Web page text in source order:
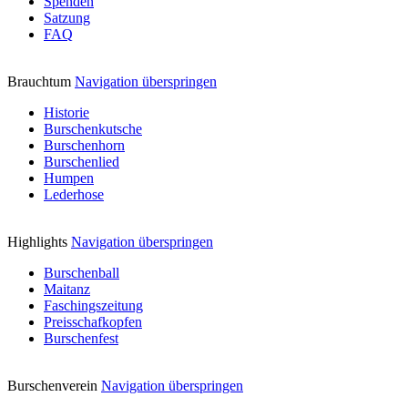
Satzung
FAQ
Brauchtum Navigation überspringen
Historie
Burschenkutsche
Burschenhorn
Burschenlied
Humpen
Lederhose
Highlights Navigation überspringen
Burschenball
Maitanz
Faschingszeitung
Preisschafkopfen
Burschenfest
Burschenverein Navigation überspringen